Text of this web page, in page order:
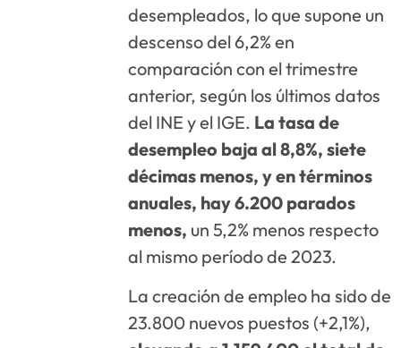
desempleados, lo que supone un
descenso del 6,2% en
comparación con el trimestre
anterior, según los últimos datos
del INE y el IGE. La tasa de
desempleo baja al 8,8%, siete
décimas menos, y en términos
anuales, hay 6.200 parados
menos, un 5,2% menos respecto
al mismo período de 2023.
La creación de empleo ha sido de
23.800 nuevos puestos (+2,1%),